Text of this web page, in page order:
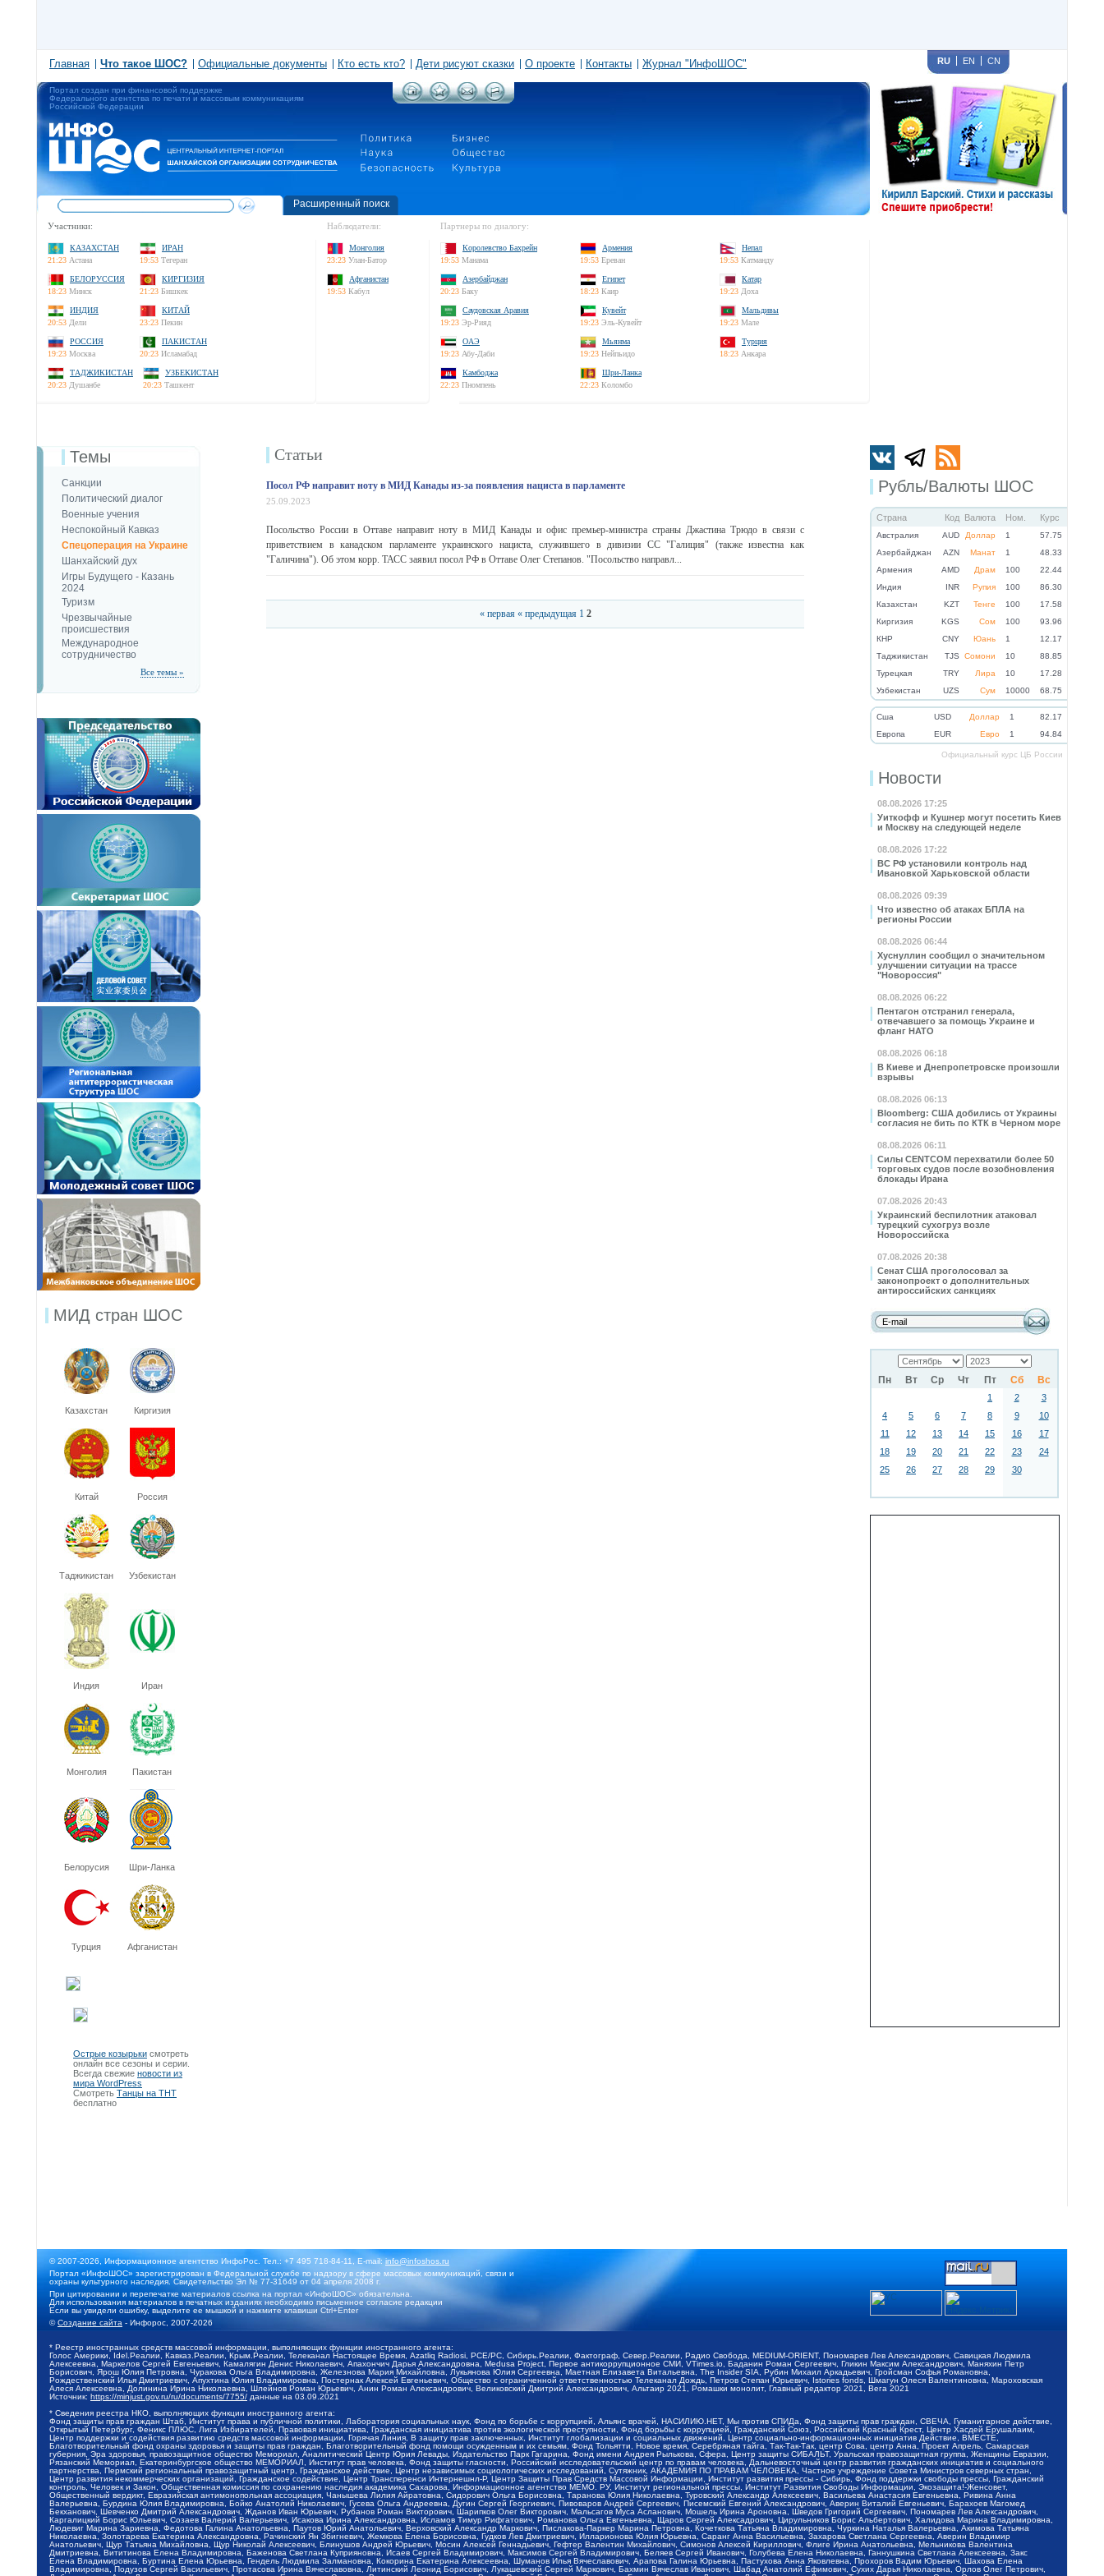
Главная Что такое ШОС? Официальные документы Кто есть кто? Дети рисуют сказки О проекте Контакты Журнал "ИнфоШОС" RU EN CN
Портал создан при финансовой поддержке
Федерального агентства по печати и массовым коммуникациям
Российской Федерации
Расширенный поиск
Участники:
КАЗАХСТАН
21:23 Астана
ИРАН
19:53 Тегеран
БЕЛОРУССИЯ
18:23 Минск
КИРГИЗИЯ
21:23 Бишкек
ИНДИЯ
20:53 Дели
КИТАЙ
23:23 Пекин
РОССИЯ
19:23 Москва
ПАКИСТАН
20:23 Исламабад
ТАДЖИКИСТАН
20:23 Душанбе
УЗБЕКИСТАН
20:23 Ташкент
Наблюдатели:
Монголия
23:23 Улан-Батор
Афганистан
19:53 Кабул
Партнеры по диалогу:
Королевство Бахрейн
19:53 Манама
Армения
19:53 Ереван
Непал
19:53 Катманду
Азербайджан
20:23 Баку
Египет
18:23 Каир
Катар
19:23 Доха
Саудовская Аравия
19:23 Эр-Рияд
Кувейт
19:23 Эль-Кувейт
Мальдивы
19:23 Мале
ОАЭ
19:23 Абу-Даби
Мьянма
19:23 Нейпьидо
Турция
18:23 Анкара
Камбоджа
22:23 Пномпень
Шри-Ланка
22:23 Коломбо
Рубль/Валюты ШОС
Страна Код Валюта Ном. Курс
Австралия AUD Доллар 1
57.75
Азербайджан
AZN Манат 1
48.33
Армения
AMD Драм 100
22.44
Индия
INR Рупия 100
86.30
Казахстан
KZT Тенге 100
17.58
Киргизия
KGS Сом 100
93.96
КНР
CNY Юань 1
12.17
Таджикистан
TJS Сомони 10
88.85
Турецкая
TRY Лира 10
17.28
Узбекистан
UZS Сум 10000 68.75
Cша USD Доллар 1
82.17
Eвропа
EUR Евро 1 94.84
Официальный курс ЦБ России
Новости
08.08.2026 17:25
Уиткофф и Кушнер могут посетить Киев
и Москву на следующей неделе
08.08.2026 17:22
ВС РФ установили контроль над
Ивановкой Харьковской области
08.08.2026 09:39
Что известно об атаках БПЛА на
регионы России
08.08.2026 06:44
Хуснуллин сообщил о значительном
улучшении ситуации на трассе
"Новороссия"
08.08.2026 06:22
Пентагон отстранил генерала,
отвечавшего за помощь Украине и
фланг НАТО
08.08.2026 06:18
В Киеве и Днепропетровске произошли
взрывы
08.08.2026 06:13
Bloomberg: США добились от Украины
согласия не бить по КТК в Черном море
08.08.2026 06:11
Силы CENTCOM перехватили более 50
торговых судов после возобновления
блокады Ирана
07.08.2026 20:43
Украинский беспилотник атаковал
турецкий сухогруз возле
Новороссийска
07.08.2026 20:38
Сенат США проголосовал за
законопроект о дополнительных
антироссийских санкциях
Пн Вт Ср Чт Пт Сб Вс
1 2
3
4
5 6 7 8 9
10
11
12 13 14 15 16
17
18
19 20 21 22 23
24
25
26 27 28 29 30
Темы
Санкции
Политический диалог
Военные учения
Неспокойный Кавказ
Спецоперация на Украине
Шанхайский дух
Игры Будущего - Казань
2024
Туризм
Чрезвычайные
происшествия
Международное
сотрудничество
Все темы »
МИД стран ШОС
Казахстан Киргизия
Китай Россия
Таджикистан Узбекистан
Индия Иран
Монголия Пакистан
Белорусия Шри-Ланка
Турция Афганистан
Острые козырьки смотреть
онлайн все сезоны и серии.
Всегда свежие новости из
мира WordPress
Смотреть Танцы на ТНТ
бесплатно
Статьи
Посол РФ направит ноту в МИД Канады из-за появления нациста в парламенте
25.09.2023
Посольство России в Оттаве направит ноту в МИД Канады и офис премьер-министра страны Джастина Трюдо в связи с
приветствием в канадском парламенте украинского нациста, служившего в дивизии СС "Галиция" (также известна как
"Галичина"). Об этом корр. ТАСС заявил посол РФ в Оттаве Олег Степанов. "Посольство направл...
« первая « предыдущая 1 2
© 2007-2026, Информационное агентство ИнфоРос. Тел.: +7 495 718-84-11, E-mail:info@infoshos.ru
Портал «ИнфоШОС» зарегистрирован в Федеральной службе по надзору в сфере массовых коммуникаций, связи и
охраны культурного наследия. Свидетельство Эл № 77-31649 от 04 апреля 2008 г.
При цитировании и перепечатке материалов ссылка на портал «ИнфоШОС» обязательна.
Для использования материалов в печатных изданиях необходимо письменное согласие редакции
Если вы увидели ошибку, выделите ее мышкой и нажмите клавиши Ctrl+Enter
©Создание сайта - Инфорос, 2007-2026
* Реестр иностранных средств массовой информации, выполняющих функции иностранного агента:
Голос Америки, Idel.Реалии, Кавказ.Реалии, Крым.Реалии, Телеканал Настоящее Время, Azatliq Radiosi, PCE/PC, Сибирь.Реалии, Фактограф, Север.Реалии, Радио Свобода, MEDIUM-ORIENT, Пономарев Лев Александрович, Савицкая Людмила
Алексеевна, Маркелов Сергей Евгеньевич, Камалягин Денис Николаевич, Апахончич Дарья Александровна, Medusa Project, Первое антикоррупционное СМИ, VTimes.io, Баданин Роман Сергеевич, Гликин Максим Александрович, Маняхин Петр
Борисович, Ярош Юлия Петровна, Чуракова Ольга Владимировна, Железнова Мария Михайловна, Лукьянова Юлия Сергеевна, Маетная Елизавета Витальевна, The Insider SIA, Рубин Михаил Аркадьевич, Гройсман Софья Романовна,
Рождественский Илья Дмитриевич, Апухтина Юлия Владимировна, Постернак Алексей Евгеньевич, Общество с ограниченной ответственностью Телеканал Дождь, Петров Степан Юрьевич, Istories fonds, Шмагун Олеся Валентиновна, Мароховская
Алеся Алексеевна, Долинина Ирина Николаевна, Шлейнов Роман Юрьевич, Анин Роман Александрович, Великовский Дмитрий Александрович, Альтаир 2021, Ромашки монолит, Главный редактор 2021, Вега 2021
Источник: https://minjust.gov.ru/ru/documents/7755/ данные на 03.09.2021
* Сведения реестра НКО, выполняющих функции иностранного агента:
Фонд защиты прав граждан Штаб, Институт права и публичной политики, Лаборатория социальных наук, Фонд по борьбе с коррупцией, Альянс врачей, НАСИЛИЮ.НЕТ, Мы против СПИДа, Фонд защиты прав граждан, СВЕЧА, Гуманитарное действие,
Открытый Петербург, Феникс ПЛЮС, Лига Избирателей, Правовая инициатива, Гражданская инициатива против экологической преступности, Фонд борьбы с коррупцией, Гражданский Союз, Российский Красный Крест, Центр Хасдей Ерушалаим,
Центр поддержки и содействия развитию средств массовой информации, Горячая Линия, В защиту прав заключенных, Институт глобализации и социальных движений, Центр социально-информационных инициатив Действие, ВМЕСТЕ,
Благотворительный фонд охраны здоровья и защиты прав граждан, Благотворительный фонд помощи осужденным и их семьям, Фонд Тольятти, Новое время, Серебряная тайга, Так-Так-Так, центр Сова, центр Анна, Проект Апрель, Самарская
губерния, Эра здоровья, правозащитное общество Мемориал, Аналитический Центр Юрия Левады, Издательство Парк Гагарина, Фонд имени Андрея Рылькова, Сфера, Центр защиты СИБАЛЬТ, Уральская правозащитная группа, Женщины Евразии,
Рязанский Мемориал, Екатеринбургское общество МЕМОРИАЛ, Институт прав человека, Фонд защиты гласности, Российский исследовательский центр по правам человека, Дальневосточный центр развития гражданских инициатив и социального
партнерства, Пермский региональный правозащитный центр, Гражданское действие, Центр независимых социологических исследований, Сутяжник, АКАДЕМИЯ ПО ПРАВАМ ЧЕЛОВЕКА, Частное учреждение Совета Министров северных стран,
Центр развития некоммерческих организаций, Гражданское содействие, Центр Трансперенси Интернешнл-Р, Центр Защиты Прав Средств Массовой Информации, Институт развития прессы - Сибирь, Фонд поддержки свободы прессы, Гражданский
контроль, Человек и Закон, Общественная комиссия по сохранению наследия академика Сахарова, Информационное агентство МЕМО. РУ, Институт региональной прессы, Институт Развития Свободы Информации, Экозащита!-Женсовет,
Общественный вердикт, Евразийская антимонопольная ассоциация, Чанышева Лилия Айратовна, Сидорович Ольга Борисовна, Таранова Юлия Николаевна, Туровский Александр Алексеевич, Васильева Анастасия Евгеньевна, Ривина Анна
Валерьевна, Бурдина Юлия Владимировна, Бойко Анатолий Николаевич, Гусева Ольга Андреевна, Дугин Сергей Георгиевич, Пивоваров Андрей Сергеевич, Писемский Евгений Александрович, Аверин Виталий Евгеньевич, Барахоев Магомед
Бекханович, Шевченко Дмитрий Александрович, Жданов Иван Юрьевич, Рубанов Роман Викторович, Шарипков Олег Викторович, Мальсагов Муса Асланович, Мошель Ирина Ароновна, Шведов Григорий Сергеевич, Пономарев Лев Александрович,
Каргалицкий Борис Юльевич, Созаев Валерий Валерьевич, Исакова Ирина Александровна, Исламов Тимур Рифгатович, Романова Ольга Евгеньевна, Щаров Сергей Алексадрович, Цирульников Борис Альбертович, Халидова Марина Владимировна,
Людевиг Марина Зариевна, Федотова Галина Анатольевна, Паутов Юрий Анатольевич, Верховский Александр Маркович, Пислакова-Паркер Марина Петровна, Кочеткова Татьяна Владимировна, Чуркина Наталья Валерьевна, Акимова Татьяна
Николаевна, Золотарева Екатерина Александровна, Рачинский Ян Збигневич, Жемкова Елена Борисовна, Гудков Лев Дмитриевич, Илларионова Юлия Юрьевна, Саранг Анна Васильевна, Захарова Светлана Сергеевна, Аверин Владимир
Анатольевич, Щур Татьяна Михайловна, Щур Николай Алексеевич, Блинушов Андрей Юрьевич, Мосин Алексей Геннадьевич, Гефтер Валентин Михайлович, Симонов Алексей Кириллович, Флиге Ирина Анатольевна, Мельникова Валентина
Дмитриевна, Вититинова Елена Владимировна, Баженова Светлана Куприяновна, Исаев Сергей Владимирович, Максимов Сергей Владимирович, Беляев Сергей Иванович, Голубева Елена Николаевна, Ганнушкина Светлана Алексеевна, Закс
Елена Владимировна, Буртина Елена Юрьевна, Гендель Людмила Залмановна, Кокорина Екатерина Алексеевна, Шуманов Илья Вячеславович, Арапова Галина Юрьевна, Пастухова Анна Яковлевна, Прохоров Вадим Юрьевич, Шахова Елена
Владимировна, Подузов Сергей Васильевич, Протасова Ирина Вячеславовна, Литинский Леонид Борисович, Лукашевский Сергей Маркович, Бахмин Вячеслав Иванович, Шабад Анатолий Ефимович, Сухих Дарья Николаевна, Орлов Олег Петрович,